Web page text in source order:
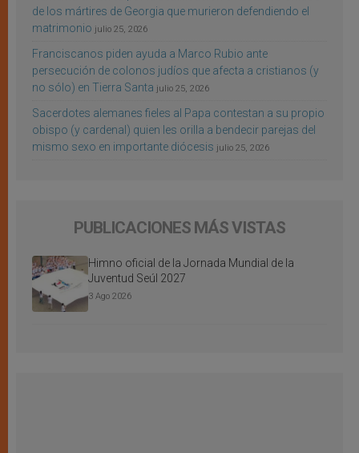
de los mártires de Georgia que murieron defendiendo el
matrimonio julio 25, 2026
Franciscanos piden ayuda a Marco Rubio ante
persecución de colonos judíos que afecta a cristianos (y
no sólo) en Tierra Santa julio 25, 2026
Sacerdotes alemanes fieles al Papa contestan a su propio
obispo (y cardenal) quien les orilla a bendecir parejas del
mismo sexo en importante diócesis julio 25, 2026
PUBLICACIONES MÁS VISTAS
Himno oficial de la Jornada Mundial de la
Juventud Seúl 2027
3 Ago 2026